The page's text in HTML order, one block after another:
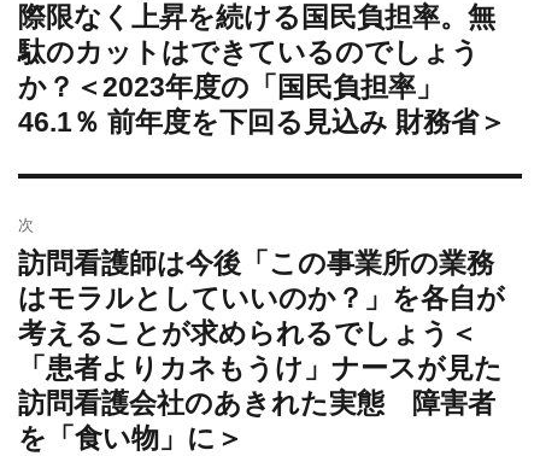
ナ
ビ
ゲ
ー
ョ
ン
過
去
の
投
稿:
際限なく上昇を続ける国民負担率。無
駄のカットはできているのでしょう
か？＜2023年度の「国民負担率」
46.1％ 前年度を下回る見込み 財務省＞
次
次
の
投
稿:
訪問看護師は今後「この事業所の業務
はモラルとしていいのか？」を各自が
考えることが求められるでしょう＜
「患者よりカネもうけ」ナースが見た
訪問看護会社のあきれた実態 障害者
を「食い物」に＞